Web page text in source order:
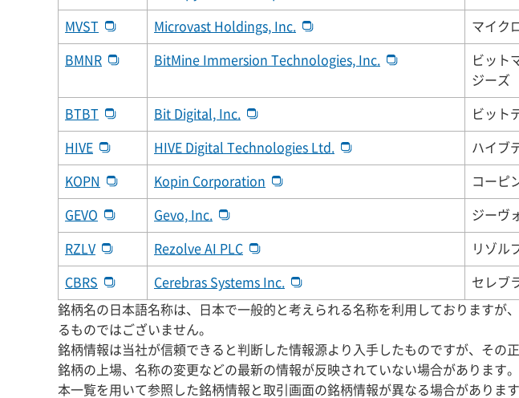
MVST Microvast Holdings, Inc. マイク
BMNR BitMine Immersion Technologies, Inc.
ビット
ジーズ
BTBT Bit Digital, Inc. ビット
HIVE HIVE Digital Technologies Ltd. ハイブ
KOPN Kopin Corporation コーピ
GEVO Gevo, Inc. ジーヴ
RZLV Rezolve AI PLC リゾル
CBRS Cerebras Systems Inc. セレブ
銘柄名の日本語名称は、日本で一般的と考えられる名称を利用しておりますが
るものではございません。
銘柄情報は当社が信頼できると判断した情報源より入手したものですが、その
銘柄の上場、名称の変更などの最新の情報が反映されていない場合があります。
本一覧を用いて参照した銘柄情報と取引画面の銘柄情報が異なる場合がありま